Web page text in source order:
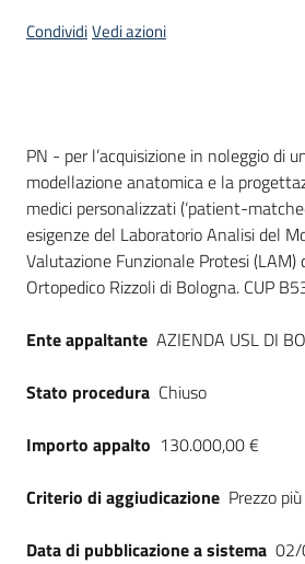
CondividiVedi azioni
Dati del bando
PN - per l’acquisizione in noleggio di
modellazione anatomica e la
medici personalizzati (‘patient-
esigenze del Laboratorio Analisi del
Valutazione Funzionale Protesi (LAM)
Ortopedico Rizzoli di Bologna. CUP
Ente appaltante AZIENDA USL DI
Stato procedura Chiuso
Importo appalto 130.000,00 €
Criterio di aggiudicazione Prezzo
Data di pubblicazione a sistema